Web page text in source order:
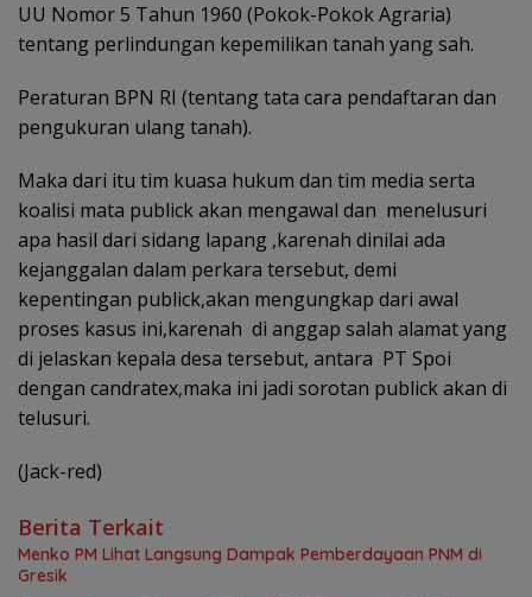
UU Nomor 5 Tahun 1960 (Pokok-Pokok Agraria)
tentang perlindungan kepemilikan tanah yang sah.
Peraturan BPN RI (tentang tata cara pendaftaran dan
pengukuran ulang tanah).
Maka dari itu tim kuasa hukum dan tim media serta
koalisi mata publick akan mengawal dan menelusuri
apa hasil dari sidang lapang ,karenah dinilai ada
kejanggalan dalam perkara tersebut, demi
kepentingan publick,akan mengungkap dari awal
proses kasus ini,karenah di anggap salah alamat yang
di jelaskan kepala desa tersebut, antara PT Spoi
dengan candratex,maka ini jadi sorotan publick akan di
telusuri.
(Jack-red)
Berita Terkait
Menko PM Lihat Langsung Dampak Pemberdayaan PNM di
Gresik